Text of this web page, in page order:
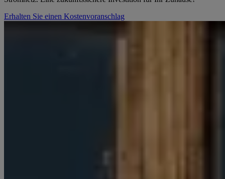
Erhalten Sie einen Kostenvoranschlag